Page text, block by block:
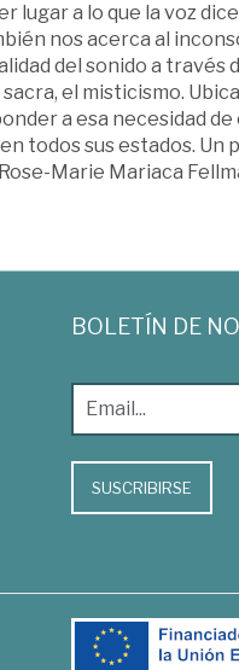
lugar a lo que la voz
nos acerca al
del sonido a
el misticismo.
a esa necesidad
todos sus estados. Un
Marie Mariaca
BOLETÍN DE
SUSCRIBIRSE